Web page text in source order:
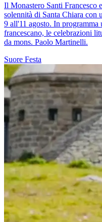
Il Monastero Santi Francesco
solennità di Santa Chiara con
9 all'11 agosto. In programma
francescano, le celebrazioni
da mons. Paolo Martinelli.
Suore Festa